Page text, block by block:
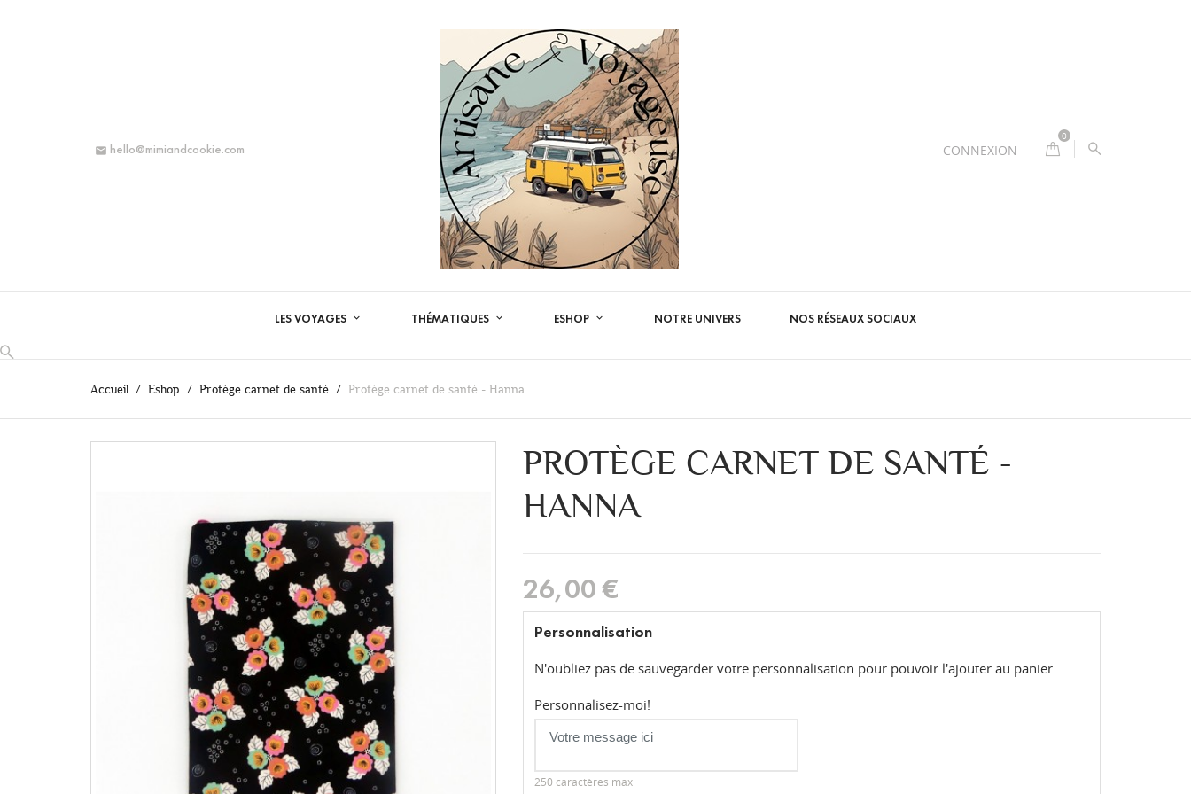
 hello@mimiandcookie.com CONNEXION
0
LES VOYAGES THÉMATIQUES ESHOP NOTRE UNIVERS NOS RÉSEAUX SOCIAUX
Accueil Eshop Protège carnet de santé Protège carnet de santé - Hanna
PROTÈGE CARNET DE SANTÉ -
HANNA
26,00 €
Personnalisation
N'oubliez pas de sauvegarder votre personnalisation pour pouvoir l'ajouter au panier
Personnalisez-moi!
250 caractères max